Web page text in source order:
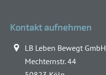
Kontakt aufnehmen
LB Leben Bewegt GmbH
Mechternstr. 44